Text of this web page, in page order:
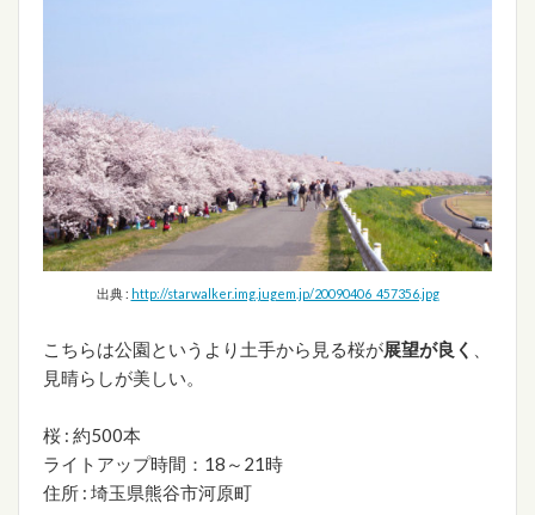
出典 : http://starwalker.img.jugem.jp/20090406_457356.jpg
こちらは公園というより土手から見る桜が展望が良く
見晴らしが美しい。
桜 : 約500本
ライトアップ時間：18～21時
住所 : 埼玉県熊谷市河原町